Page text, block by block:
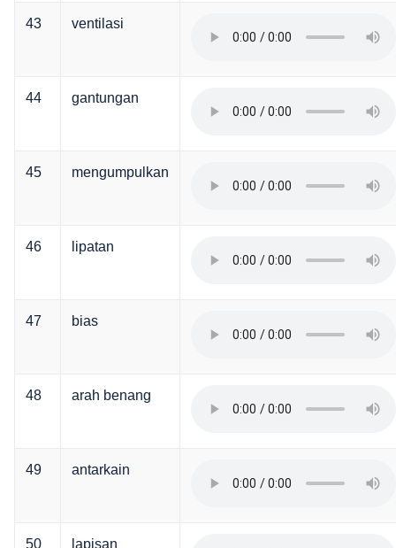
43 ventilasi
44 gantungan
45 mengumpulkan
46 lipatan
47 bias
48 arah benang
49 antarkain
50 lapisan